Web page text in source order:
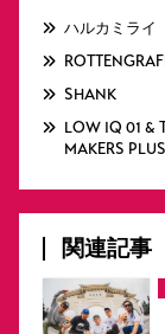
ハルカミライ
SHANK
LOW IQ 01 &
MAKERS PLUS
関連記事